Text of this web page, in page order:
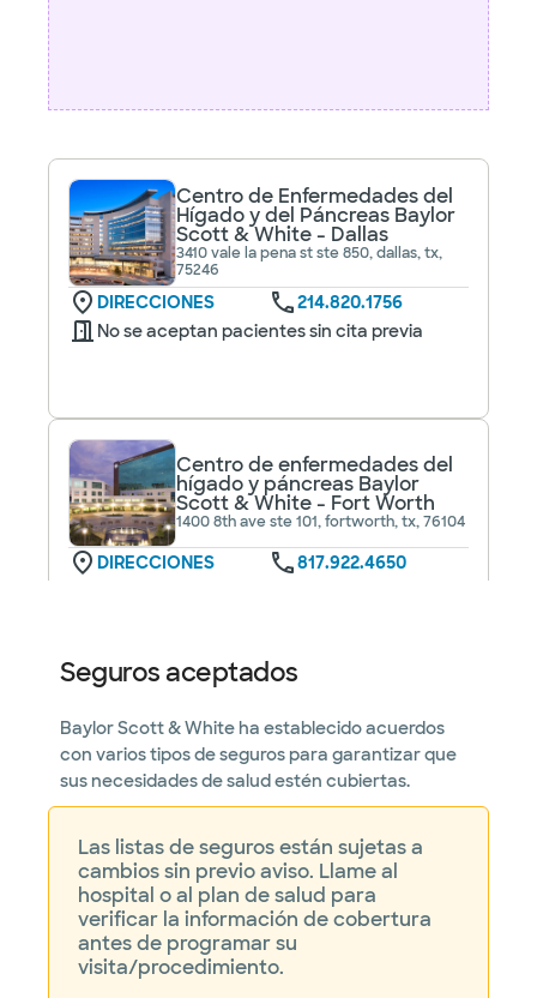
Centro de Enfermedades del
Hígado y del Páncreas Baylor
Scott & White - Dallas
3410 vale la pena st ste 850, dallas, tx,
75246
DIRECCIONES
214.820.1756
No se aceptan pacientes sin cita previa
Centro de enfermedades del
hígado y páncreas Baylor
Scott & White - Fort Worth
1400 8th ave ste 101, fortworth, tx, 76104
DIRECCIONES
817.922.4650
Centro de enfermedades del
hígado y páncreas Baylor
Scott & White - Waco
{50} Hillcrest Medical Blvd Ste {104},
Waco, TX, {76712}
No se aceptan pacientes sin cita previa
Seguros aceptados
Baylor Scott & White ha establecido acuerdos
con varios tipos de seguros para garantizar que
sus necesidades de salud estén cubiertas.
Las listas de seguros están sujetas a
cambios sin previo aviso. Llame al
hospital o al plan de salud para
verificar la información de cobertura
antes de programar su
visita/procedimiento.